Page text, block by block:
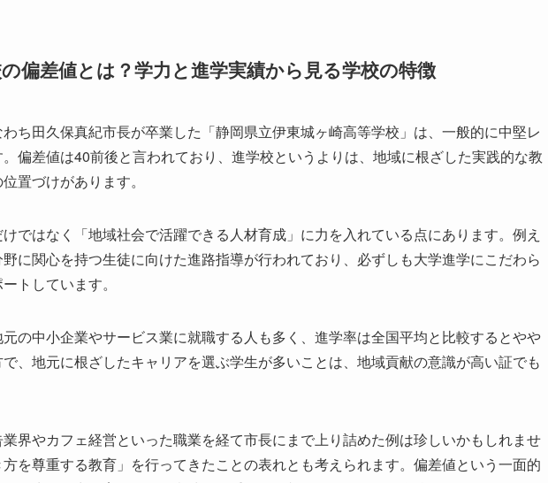
偏差値とは？学力と進学実績から見る学校の特徴
ち田久保真紀市長が卒業した「静岡県立伊東城ヶ崎高等学校」は、一般的に中堅レ
偏差値は40前後と言われており、進学校というよりは、地域に根ざした実践的な教
置づけがあります。
ではなく「地域社会で活躍できる人材育成」に力を入れている点にあります。例え
に関心を持つ生徒に向けた進路指導が行われており、必ずしも大学進学にこだわら
トしています。
の中小企業やサービス業に就職する人も多く、進学率は全国平均と比較するとやや
、地元に根ざしたキャリアを選ぶ学生が多いことは、地域貢献の意識が高い証でも
界やカフェ経営といった職業を経て市長にまで上り詰めた例は珍しいかもしれませ
を尊重する教育」を行ってきたことの表れとも考えられます。偏差値という一面的